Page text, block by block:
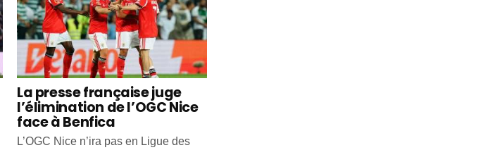
La presse française juge
l’élimination de l’OGC Nice
face à Benfica
L’OGC Nice n’ira pas en Ligue des